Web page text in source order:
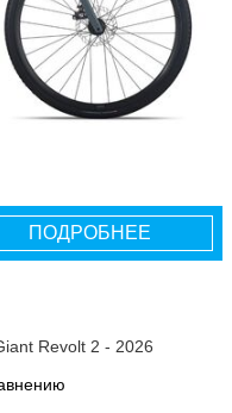
ПОДРОБНЕЕ
Revolt 2 - 2026